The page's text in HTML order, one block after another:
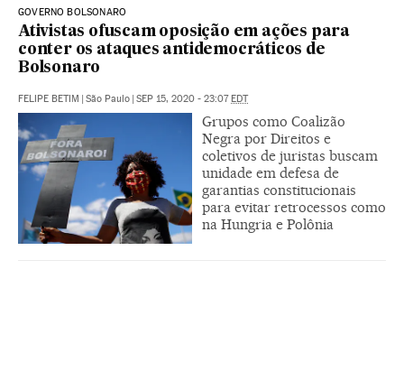
GOVERNO BOLSONARO
Ativistas ofuscam oposição em ações para
conter os ataques antidemocráticos de
Bolsonaro
FELIPE BETIM | São Paulo | SEP 15, 2020 - 23:07EDT
Grupos como Coalizão
Negra por Direitos e
coletivos de juristas buscam
unidade em defesa de
garantias constitucionais
para evitar retrocessos como
na Hungria e Polônia